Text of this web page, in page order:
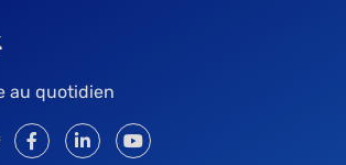
au quotidien